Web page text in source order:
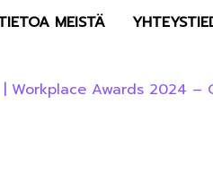
MEISTÄ
Awards 2024